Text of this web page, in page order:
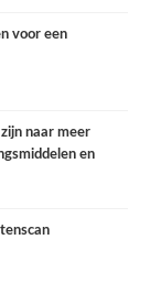
voor een
naar meer
en